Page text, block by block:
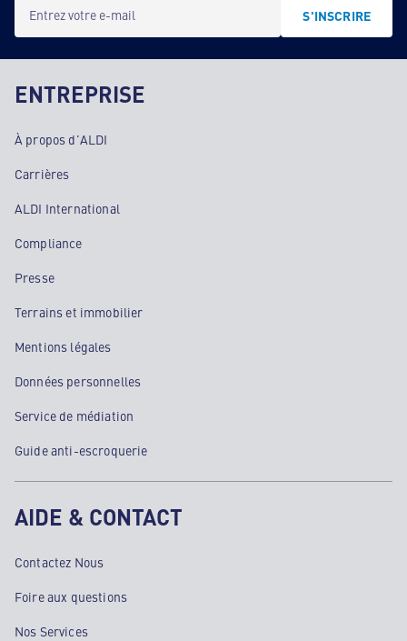
Entrez votre e-mail S'INSCRIRE
ENTREPRISE
À propos d'ALDI
Carrières
ALDI International
Compliance
Presse
Terrains et immobilier
Mentions légales
Données personnelles
Service de médiation
Guide anti-escroquerie
AIDE & CONTACT
Contactez Nous
Foire aux questions
Nos Services